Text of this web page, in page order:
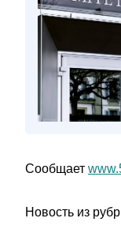
Сообщает
Новость из